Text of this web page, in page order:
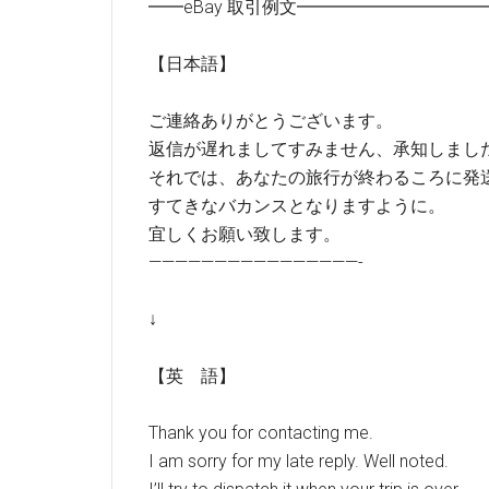
━━eBay 取引例文
【日本語】
ご連絡ありがとうございます。
返信が遅れましてすみません、承知しまし
それでは、あなたの旅行が終わるころに発
すてきなバカンスとなりますように。
宜しくお願い致します。
————————————————-
↓
【英 語】
Thank you for contacting me.
I am sorry for my late reply. Well noted.